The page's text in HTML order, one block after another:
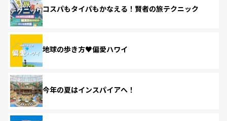
コスパもタイパもかなえる！賢者の旅テクニック
地球の歩き方♥偏愛ハワイ
今年の夏はインスパイアへ！